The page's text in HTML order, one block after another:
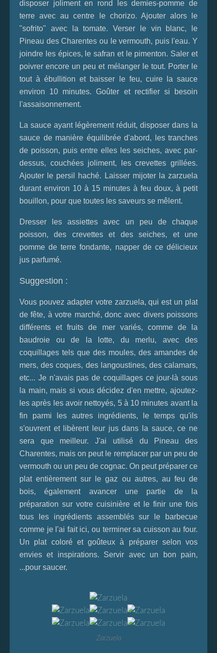
disposer joliment en rond les demies-pomme de
terre avec au centre le chorizo. Ajouter alors le
"sofrito" avec la tomate. Verser le vin blanc, le
Pineau des Charentes ou le vermouth, puis l'eau. Y
joindre les épices, le safran et le pimenton. Saler et
poivrer encore un peu et mélanger le tout. Porter le
tout à ébullition et baisser le feu, cuire la sauce
environ 10 minutes. Goûter et rectifier si besoin
l'assaisonnement.
La sauce ayant légèrement réduit, disposer dans la
sauce de manière équilibrée d'abord, les tranches
de poisson, puis entre elles les seiches, avec par-
dessus, couchées joliment, les crevettes grillées.
Ajouter le persil haché. Laisser mijoter la zarzuela
durant environ 10 à 15 minutes à feu doux, à petit
bouillon, pour que toutes les saveurs se mêlent.
Dresser les assiettes avec un peu de chaque
poisson, des crevettes et des seiches, et une
pomme de terre fondante, napper de ce délicieux
jus parfumé.
Suggestion :
Vous pouvez adapter votre zarzuela, qui est un plat
de fête, à votre marché, donc avec divers poissons
différents et fruits de mer variés, comme de la
baudroie ou de la lotte, du merlu, avec des
coquillages tels que des moules, des amandes de
mers, des coques, des langoustines, des calamars,
etc... Je n'avais pas de coquillages ce jour-là sous
la main, mais si vous décidez d'en mettre, ajoutez-
les après les avoir nettoyés, 5 à 10 minutes avant la
fin parmi les autres ingrédients, le temps qu'ils
s'ouvrent et libèrent leur jus dans la sauce, ce ne
sera que meilleur. J'ai utilisé du Pineau des
Charentes, mais on peut le remplacer par un peu de
vermouth ou un peu de cognac. On peut préparer ce
plat entièrement sur le gaz ou autres, au feu de
bois, également avancer une partie de la
préparation sur votre cuisinière et le finir une fois
tous les ingrédients assemblés sur le barbecue
comme je l'ai fait ici, ou terminer sa cuisson au four.
Un plat coloré et goûteux à préparer selon vos
envies et inspirations. Servir avec un bon pain,
...pour saucer.
Zarzuela